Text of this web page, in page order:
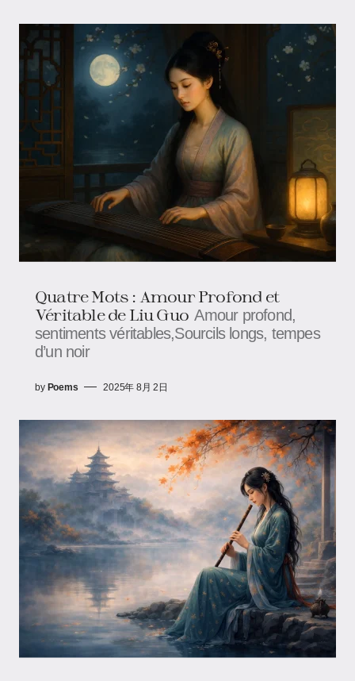
Quatre Mots : Amour Profond et
Véritable​ de Liu Guo Amour profond,
sentiments véritables,Sourcils longs, tempes
d’un noir
by Poems 2025年 8月 2日